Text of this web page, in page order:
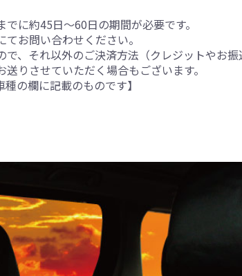
に約45日～60日の期間が必要です。
お問い合わせください。
、それ以外のご決済方法（クレジットやお振
りさせていただく場合もございます。
の欄に記載のものです】